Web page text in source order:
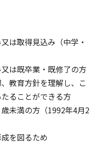
は取得見込み（中学・
は既卒業・既修了の方
教育方針を理解し、こ
ることができる方
未満の方（1992年4月2
を図るため